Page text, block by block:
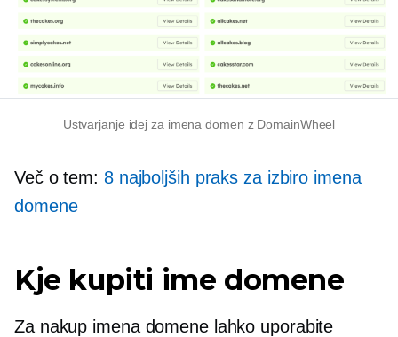
Ustvarjanje idej za imena domen z DomainWheel
Več o tem: 8 najboljših praks za izbiro imena
domene
Kje kupiti ime domene
Za nakup imena domene lahko uporabite